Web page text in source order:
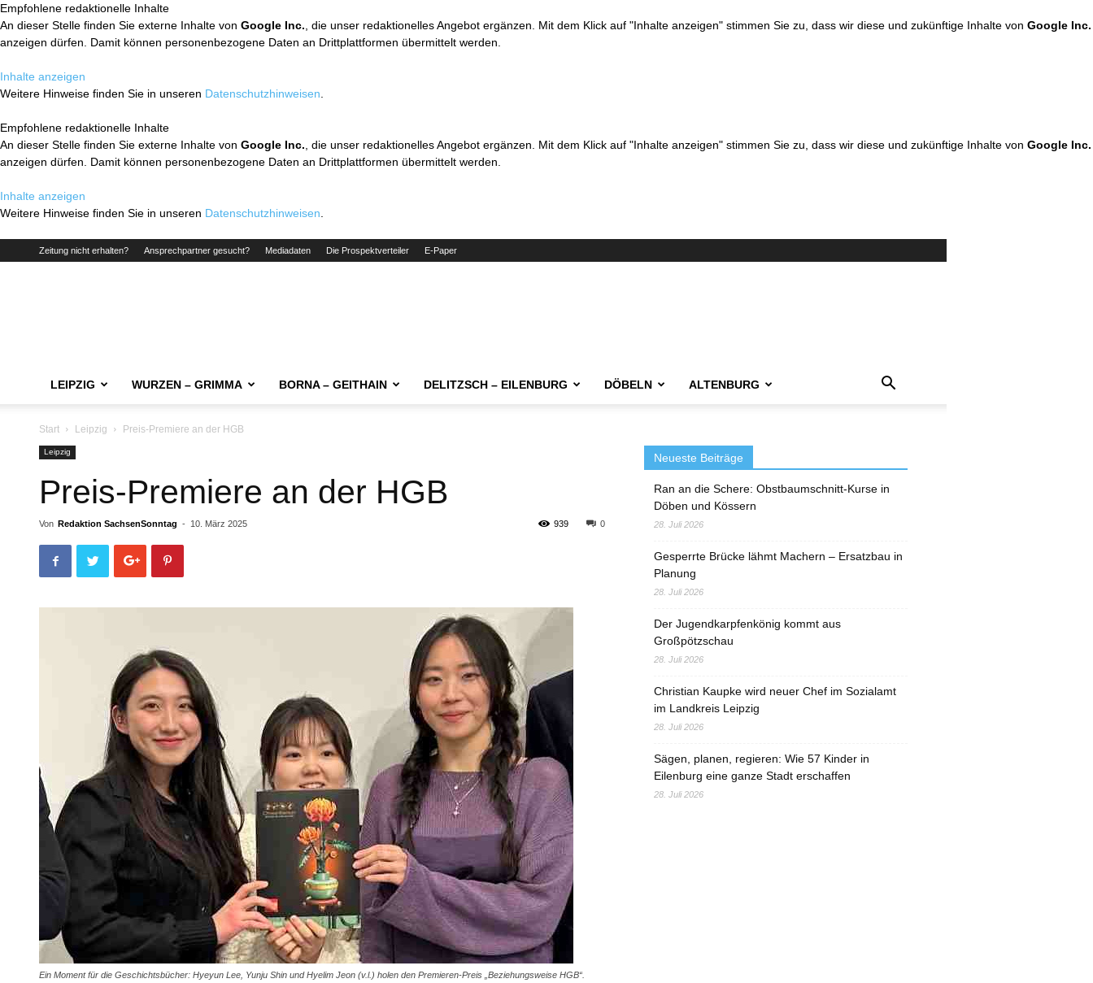
Empfohlene redaktionelle Inhalte
An dieser Stelle finden Sie externe Inhalte von Google Inc. , die unser redaktionelles Angebot ergänzen. Mit dem Klick auf "Inhalte anzeigen" stimmen Sie zu, dass wir diese und zukünftige Inhalte von Google Inc.
anzeigen dürfen. Damit können personenbezogene Daten an Drittplattformen übermittelt werden.
Inhalte anzeigen
Weitere Hinweise finden Sie in unseren Datenschutzhinweisen
Empfohlene redaktionelle Inhalte
An dieser Stelle finden Sie externe Inhalte von Google Inc. , die unser redaktionelles Angebot ergänzen. Mit dem Klick auf "Inhalte anzeigen" stimmen Sie zu, dass wir diese und zukünftige Inhalte von Google Inc.
anzeigen dürfen. Damit können personenbezogene Daten an Drittplattformen übermittelt werden.
Inhalte anzeigen
Weitere Hinweise finden Sie in unseren Datenschutzhinweisen
Zeitung nicht erhalten? Ansprechpartner gesucht? Mediadaten Die Prospektverteiler E-Paper
LEIPZIG WURZEN – GRIMMA BORNA – GEITHAIN DELITZSCH – EILENBURG DÖBELN ALTENBURG
Start Leipzig Preis-Premiere an der HGB
Leipzig
Preis-Premiere an der HGB
Von Redaktion SachsenSonntag - 10. März 2025 0
939
Ein Moment für die Geschichtsbücher: Hyeyun Lee, Yunju Shin und Hyelim Jeon (v.l.) holen den Premieren-Preis „Beziehungsweise HGB“.
Neueste Beiträge
Ran an die Schere: Obstbaumschnitt-Kurse in
Döben und Kössern
28. Juli 2026
Gesperrte Brücke lähmt Machern – Ersatzbau in
Planung
28. Juli 2026
Der Jugendkarpfenkönig kommt aus
Großpötzschau
28. Juli 2026
Christian Kaupke wird neuer Chef im Sozialamt
im Landkreis Leipzig
28. Juli 2026
Sägen, planen, regieren: Wie 57 Kinder in
Eilenburg eine ganze Stadt erschaffen
28. Juli 2026